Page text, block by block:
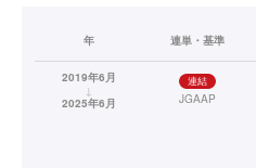
年 連単・基準
2019年6月
↓
2025年6月
連結
JGAAP